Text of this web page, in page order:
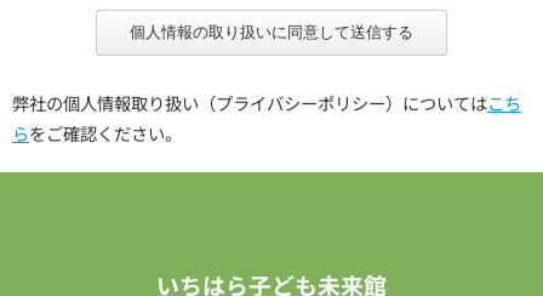
個人情報の取り扱いに同意して送信する
弊社の個人情報取り扱い（プライバシーポリシー）についてはこち
らをご確認ください。
いちはら子ども未来館